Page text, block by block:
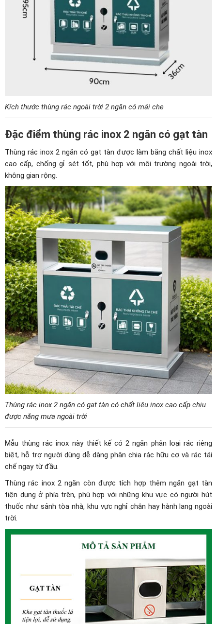
Kích thước thùng rác ngoài trời 2 ngăn có mái che
Đặc điểm thùng rác inox 2 ngăn có gạt tàn
Thùng rác inox 2 ngăn có gạt tàn được làm bằng chất liệu inox
cao cấp, chống gỉ sét tốt, phù hợp với môi trường ngoài trời,
không gian rộng.
Thùng rác inox 2 ngăn có gạt tàn có chất liệu inox cao cấp chịu
được nắng mưa ngoài trời
Mẫu thùng rác inox này thiết kế có 2 ngăn phân loại rác riêng
biệt, hỗ trợ người dùng dễ dàng phân chia rác hữu cơ và rác tái
chế ngay từ đầu.
Thùng rác inox 2 ngăn còn được tích hợp thêm ngăn gạt tàn
tiện dụng ở phía trên, phù hợp với những khu vực có người hút
thuốc như sảnh tòa nhà, khu vực nghỉ chân hay hành lang ngoài
trời.